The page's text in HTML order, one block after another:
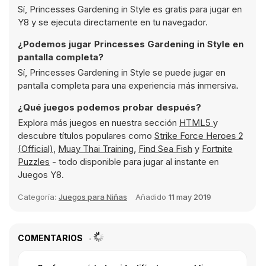
Sí, Princesses Gardening in Style es gratis para jugar en
Y8 y se ejecuta directamente en tu navegador.
¿Podemos jugar Princesses Gardening in Style en
pantalla completa?
Sí, Princesses Gardening in Style se puede jugar en
pantalla completa para una experiencia más inmersiva.
¿Qué juegos podemos probar después?
Explora más juegos en nuestra sección HTML5 y
descubre títulos populares como Strike Force Heroes 2
(Official), Muay Thai Training, Find Sea Fish y Fortnite
Puzzles - todo disponible para jugar al instante en
Juegos Y8.
Categoría: Juegos para Niñas Añadido 11 may 2019
COMENTARIOS